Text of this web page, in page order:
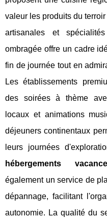
valeur les produits du
artisanales et
ombragée offre un cadre
fin de journée tout en
Les établissements
des soirées à thème
locaux et animations
déjeuners continentaux
leurs journées
hébergements
également un service de
dépannage, facilitant
autonomie. La qualité du